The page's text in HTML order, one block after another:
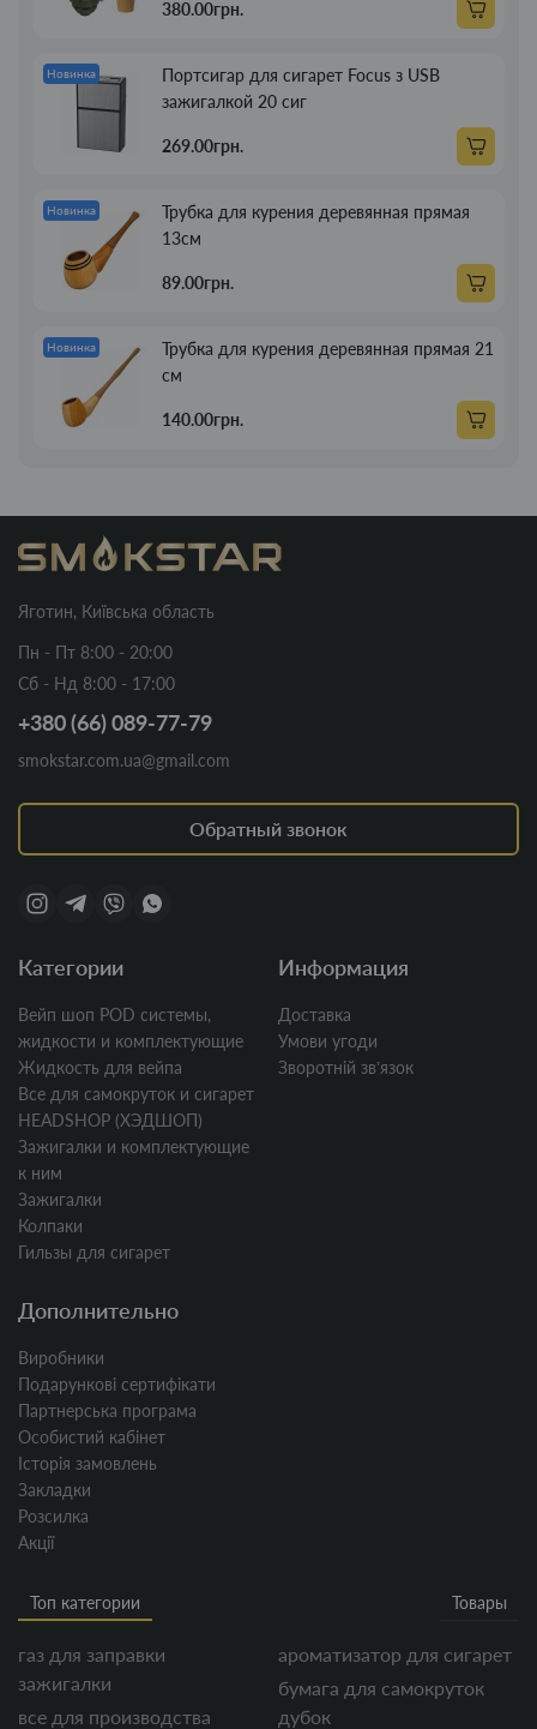
380.00грн.
Новинка
Портсигар для сигарет Focus з USB
зажигалкой 20 сиг
269.00грн.
Новинка
Трубка для курения деревянная прямая
13см
89.00грн.
Новинка
Трубка для курения деревянная прямая 21
см
140.00грн.
Яготин, Київська область
Пн - Пт 8:00 - 20:00
Сб - Нд 8:00 - 17:00
+380 (66) 089-77-79
smokstar.com.ua@gmail.com
Обратный звонок
Категории
Вейп шоп POD системы,
жидкости и комплектующие
Жидкость для вейпа
Все для самокруток и сигарет
HEADSHOP (ХЭДШОП)
Зажигалки и комплектующие
к ним
Зажигалки
Колпаки
Гильзы для сигарет
Информация
Доставка
Умови угоди
Зворотній звʼязок
Дополнительно
Виробники
Подарункові сертифікати
Партнерська програма
Особистий кабінет
Історія замовлень
Закладки
Розсилка
Акції
Топ категории Товары
газ для заправки
зажигалки
все для производства
ароматизатор для сигарет
бумага для самокруток
дубок